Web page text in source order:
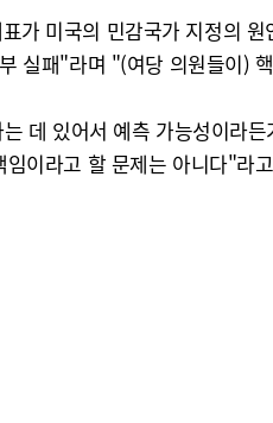
가 미국의 민감국가 지정의
실패"라며 "(여당 의원들이)
데 있어서 예측 가능성이라
이라고 할 문제는 아니다"라